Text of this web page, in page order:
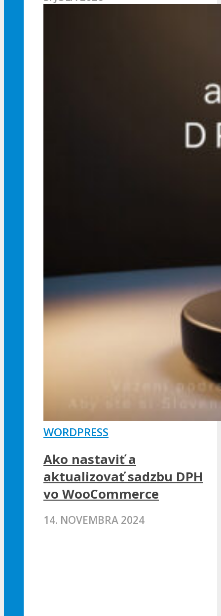
WORDPRESS
Ako nastaviť a
aktualizovať sadzbu DPH
vo WooCommerce
14. NOVEMBRA 2024